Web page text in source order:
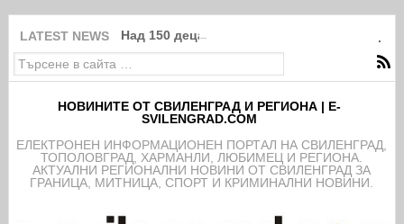
LATEST NEWS Над 150 деца от школата на ФК
НОВИНИТЕ ОТ СВИЛЕНГРАД И РЕГИОНА | E-
SVILENGRAD.COM
EЛЕКТРОНЕН ИНФОРМАЦИОНЕН ПОРТАЛ НА СВИЛЕНГРАД,
ТОПОЛОВГРАД, ХАРМАНЛИ, ЛЮБИМЕЦ И РЕГИОНА.
АКТУАЛНИ РЕГИОНАЛНИ НОВИНИ ОТ СВИЛЕНГРАД ЗА
ГРАНИЦА, МИТНИЦА, СПОРТ И КРИМИНАЛНИ НОВИНИ.